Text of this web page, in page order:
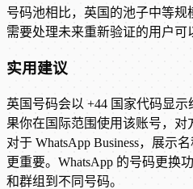
号码池相比，英国的池子中等规
需要处理未来重新验证的用户可
实用建议
英国号码会以 +44 国家代码显示
果你在国际范围使用该账号，对
对于 WhatsApp Business，展示
更重要。WhatsApp 的号码更换
和群组到不同号码。